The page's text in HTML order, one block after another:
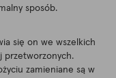
sposób.
się on we wszelkich
przetworzonych.
zamieniane są w